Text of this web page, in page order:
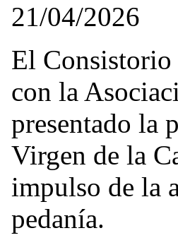
21/04/2026
El
con la
presentado la
Virgen de la
impulso de la
pedanía.